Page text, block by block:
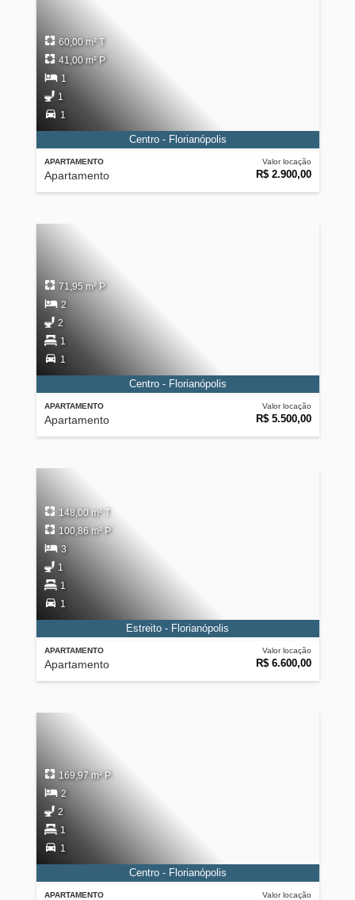
APARTAMENTO
Apartamento
Valor locação
R$ 2.900,00
60,00 m² T
41,00 m² P
1
1
1
Centro - Florianópolis
APARTAMENTO
Apartamento
Valor locação
R$ 5.500,00
71,95 m² P
2
2
1
1
Centro - Florianópolis
APARTAMENTO
Apartamento
Valor locação
R$ 6.600,00
148,00 m² T
100,86 m² P
3
1
1
1
Estreito - Florianópolis
APARTAMENTO Valor locação
169,97 m² P
2
2
1
1
Centro - Florianópolis